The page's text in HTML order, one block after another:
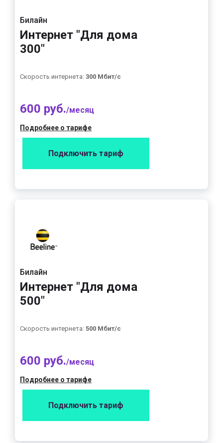
Билайн
Интернет "Для дома
300"
Скорость интернета: 300 Мбит/с
600 руб./месяц
Подробнее о тарифе
Подключить тариф
Билайн
Интернет "Для дома
500"
Скорость интернета: 500 Мбит/с
600 руб./месяц
Подробнее о тарифе
Подключить тариф